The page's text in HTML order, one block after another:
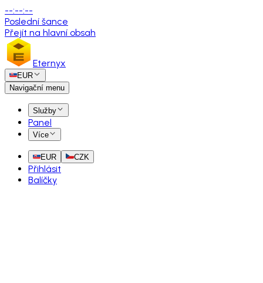
--:--:--
Poslední šance
Přejít na hlavní obsah
Eternyx
EUR
Navigační menu
Služby
Panel
Více
EUR CZK
Přihlásit
Balíčky